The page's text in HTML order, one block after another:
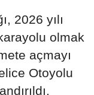
2026 yılı
olmak
açmayı
Otoyolu